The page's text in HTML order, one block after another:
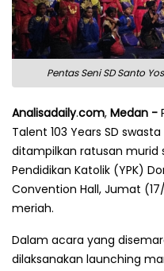
Pentas Seni SD Santo
Analisadaily.com, Medan -
Talent 103 Years SD
ditampilkan ratusan murid
Pendidikan Katolik (YPK)
Convention Hall, Jumat
meriah.
Dalam acara yang
dilaksanakan launching